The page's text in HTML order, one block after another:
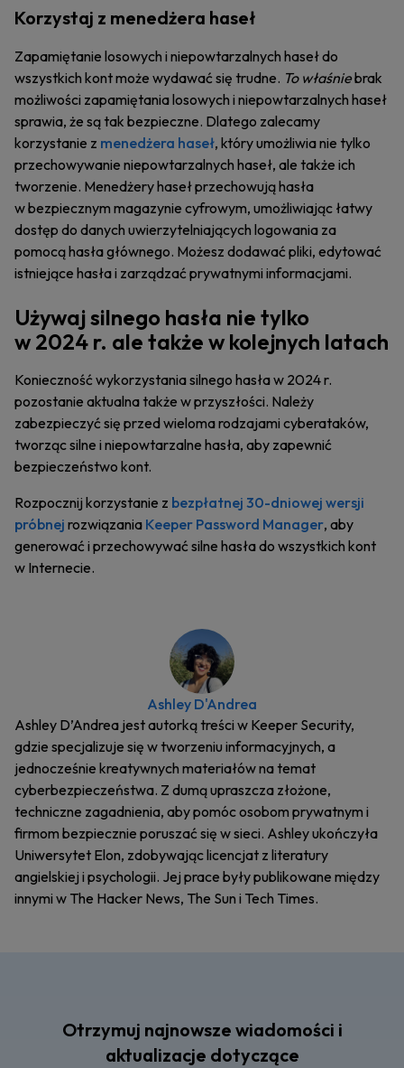
Korzystaj z menedżera haseł
Zapamiętanie losowych i niepowtarzalnych haseł do
wszystkich kont może wydawać się trudne. To właśniebrak
możliwości zapamiętania losowych i niepowtarzalnych haseł
sprawia, że są tak bezpieczne. Dlatego zalecamy
korzystanie z menedżera haseł, który umożliwia nie tylko
przechowywanie niepowtarzalnych haseł, ale także ich
tworzenie. Menedżery haseł przechowują hasła
w bezpiecznym magazynie cyfrowym, umożliwiając łatwy
dostęp do danych uwierzytelniających logowania za
pomocą hasła głównego. Możesz dodawać pliki, edytować
istniejące hasła i zarządzać prywatnymi informacjami.
Używaj silnego hasła nie tylko
w 2024 r. ale także w kolejnych latach
Konieczność wykorzystania silnego hasła w 2024 r.
pozostanie aktualna także w przyszłości. Należy
zabezpieczyć się przed wieloma rodzajami cyberataków,
tworząc silne i niepowtarzalne hasła, aby zapewnić
bezpieczeństwo kont.
Rozpocznij korzystanie z bezpłatnej 30-dniowej wersji
próbnej rozwiązania Keeper Password Manager, aby
generować i przechowywać silne hasła do wszystkich kont
w Internecie.
Ashley D'Andrea
Ashley D’Andrea jest autorką treści w Keeper Security,
gdzie specjalizuje się w tworzeniu informacyjnych, a
jednocześnie kreatywnych materiałów na temat
cyberbezpieczeństwa. Z dumą upraszcza złożone,
techniczne zagadnienia, aby pomóc osobom prywatnym i
firmom bezpiecznie poruszać się w sieci. Ashley ukończyła
Uniwersytet Elon, zdobywając licencjat z literatury
angielskiej i psychologii. Jej prace były publikowane między
innymi w The Hacker News, The Sun i Tech Times.
Otrzymuj najnowsze wiadomości i
aktualizacje dotyczące